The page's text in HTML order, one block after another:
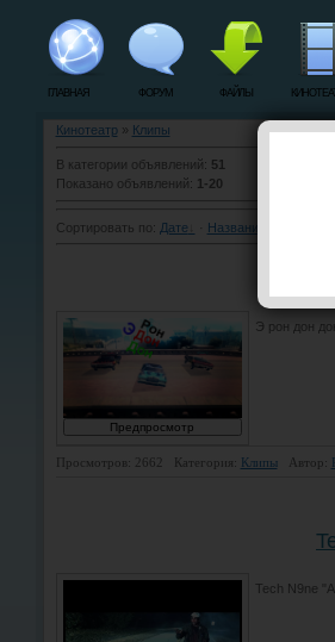
ГЛАВНАЯ ФОРУМ ФАЙЛЫ
Кинотеатр» Клипы
В категории объявлений: 51
Показано объявлений: 1-20
Сортировать по : Дате Названию
Э рон дон
Просмотров: 2662 Категория: Клипы Автор:
Tech N9ne